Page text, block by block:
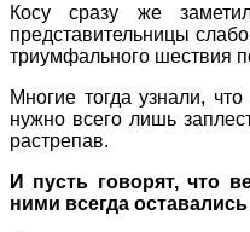
Косу сразу же
представительницы
триумфального шествия
Многие тогда узнали,
нужно всего лишь
растрепав.
И пусть говорят, что
ними всегда